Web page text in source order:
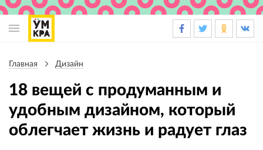
навигации
Главная Дизайн
18 вещей с продуманным и
удобным дизайном, который
облегчает жизнь и радует глаз